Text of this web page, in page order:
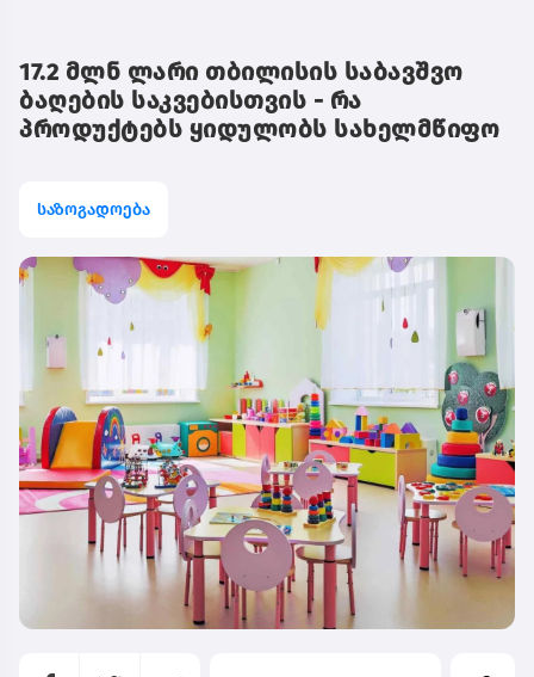
17.2 მლნ ლარი თბილისის საბავშვო
ბაღების საკვებისთვის - რა
პროდუქტებს ყიდულობს სახელმწიფო
საზოგადოება